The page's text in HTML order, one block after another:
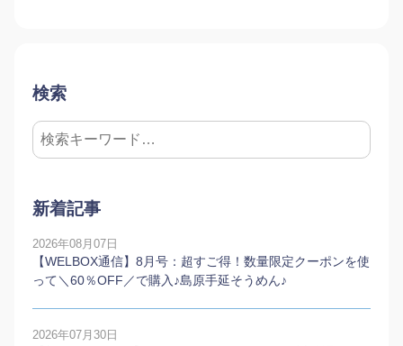
検索
新着記事
2026年08月07日
【WELBOX通信】8月号：超すご得！数量限定クーポンを使
って＼60％OFF／で購入♪島原手延そうめん♪
2026年07月30日